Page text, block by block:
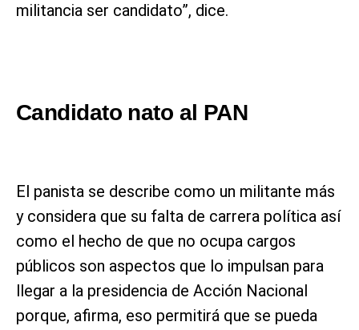
militancia ser candidato”, dice.
Candidato nato al PAN
El panista se describe como un militante más
y considera que su falta de carrera política así
como el hecho de que no ocupa cargos
públicos son aspectos que lo impulsan para
llegar a la presidencia de Acción Nacional
porque, afirma, eso permitirá que se pueda